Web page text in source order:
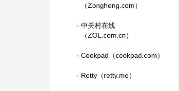
（Zongheng.com）
中关村在线
（ZOL.com.cn）
Cookpad（cookpad.com）
Retty（retty.me）